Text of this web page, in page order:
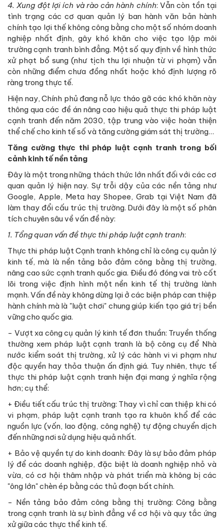
4. Xung đột lợi ích và rào cản hành chính: Vẫn còn tồn tại
tình trạng các cơ quan quản lý ban hành văn bản hành
chính tạo lợi thế không công bằng cho một số nhóm doanh
nghiệp nhất định, gây khó khăn cho việc tạo lập môi
trường cạnh tranh bình đẳng. Một số quy định về hình thức
xử phạt bổ sung (như tịch thu lợi nhuận từ vi phạm) vẫn
còn những điểm chưa đồng nhất hoặc khó định lượng rõ
ràng trong thực tế.
Hiện nay, Chính phủ đang nỗ lực tháo gỡ các khó khăn này
thông qua các đề án nâng cao hiệu quả thực thi pháp luật
cạnh tranh đến năm 2030, tập trung vào việc hoàn thiện
thể chế cho kinh tế số và tăng cường giám sát thị trường…
Tăng cường thực thi pháp luật cạnh tranh trong bối
cảnh kinh tế nền tảng
Đây là một trong những thách thức lớn nhất đối với các cơ
quan quản lý hiện nay. Sự trỗi dậy của các nền tảng như
Google, Apple, Meta hay Shopee, Grab tại Việt Nam đã
làm thay đổi cấu trúc thị trường. Dưới đây là một số phân
tích chuyên sâu về vấn đề này:
1. Tổng quan vấn đề thực thi pháp luật cạnh tranh:
Thực thi pháp luật Cạnh tranh không chỉ là công cụ quản lý
kinh tế, mà là nền tảng bảo đảm công bằng thị trường,
nâng cao sức cạnh tranh quốc gia. Điều đó đóng vai trò cốt
lõi trong việc định hình một nền kinh tế thị trường lành
mạnh. Vấn đề này không dừng lại ở các biện pháp can thiệp
hành chính mà là "luật chơi" chung giúp kiến tạo giá trị bền
vững cho quốc gia.
- Vượt xa công cụ quản lý kinh tế đơn thuần: Truyền thống
thường xem pháp luật cạnh tranh là bộ công cụ để Nhà
nước kiểm soát thị trường, xử lý các hành vi vi phạm như
độc quyền hay thỏa thuận ấn định giá. Tuy nhiên, thực tế
thực thi pháp luật cạnh tranh hiện đại mang ý nghĩa rộng
hơn; cụ thể:
+ Điều tiết cấu trúc thị trường: Thay vì chỉ can thiệp khi có
vi phạm, pháp luật cạnh tranh tạo ra khuôn khổ để các
nguồn lực (vốn, lao động, công nghệ) tự động chuyển dịch
đến những nơi sử dụng hiệu quả nhất.
+ Bảo vệ quyền tự do kinh doanh: Đây là sự bảo đảm pháp
lý để các doanh nghiệp, đặc biệt là doanh nghiệp nhỏ và
vừa, có cơ hội thâm nhập và phát triển mà không bị các
"ông lớn" chèn ép bằng các thủ đoạn bất chính.
- Nền tảng bảo đảm công bằng thị trường: Công bằng
trong cạnh tranh là sự bình đẳng về cơ hội và quy tắc ứng
xử giữa các thực thể kinh tế.